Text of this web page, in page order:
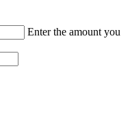
Enter the amount you